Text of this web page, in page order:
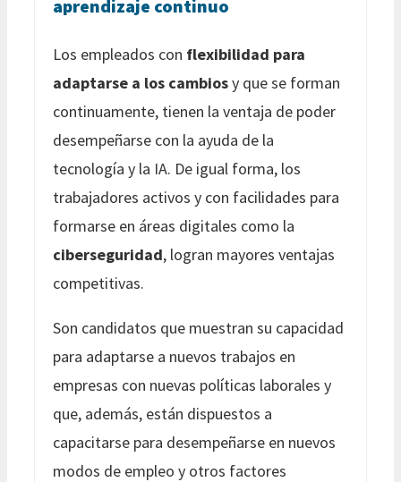
aprendizaje continuo
Los empleados con flexibilidad para
adaptarse a los cambiosy que se forman
continuamente, tienen la ventaja de poder
desempeñarse con la ayuda de la
tecnología y la IA. De igual forma, los
trabajadores activos y con facilidades para
formarse en áreas digitales como la
ciberseguridad, logran mayores ventajas
competitivas.
Son candidatos que muestran su capacidad
para adaptarse a nuevos trabajos en
empresas con nuevas políticas laborales y
que, además, están dispuestos a
capacitarse para desempeñarse en nuevos
modos de empleo y otros factores